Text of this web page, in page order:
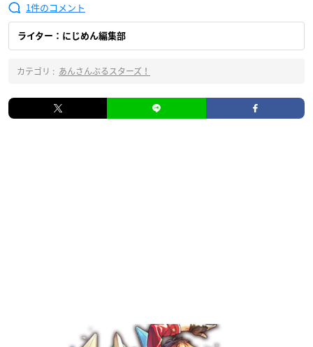
1
ライター：にじめん編集部
カテゴリ : あんさんぶるスターズ！